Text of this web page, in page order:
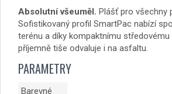
Absolutní všeuměl. Plášť pro všechny
Sofistikovaný profil SmartPac nabízí
terénu a díky kompaktnímu středovému
příjemně tiše odvaluje i na asfaltu.
PARAMETRY
Barevné